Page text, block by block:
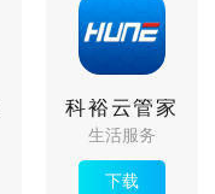
科裕云管家
生活服务
下载